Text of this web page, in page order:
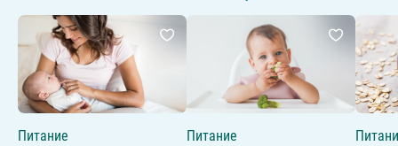
Питание Питание